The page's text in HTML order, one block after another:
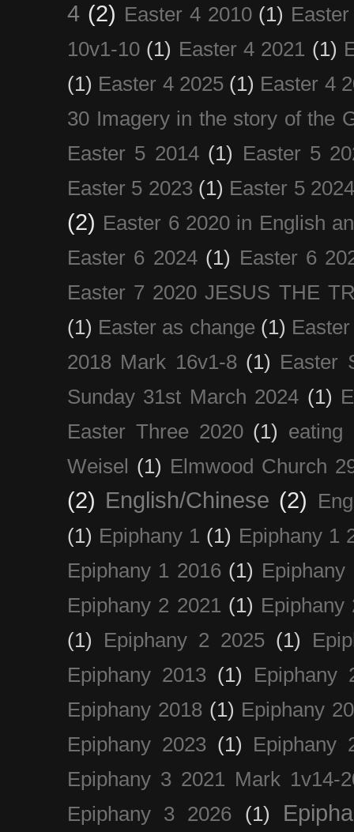
4 (2) Easter 4 2010 (1)
10v1-10 (1) Easter 4 2021 (1)
(1) Easter 4 2025 (1) Easter 4
30 Imagery in the story of the
Easter 5 2014 (1) Easter 5
Easter 5 2023 (1) Easter 5
(2) Easter 6 2020 in English
Easter 6 2024 (1) Easter 6
Easter 7 2020 JESUS THE
(1) Easter as change (1)
2018 Mark 16v1-8 (1) Easter
Sunday 31st March 2024 (1)
Easter Three 2020 (1) eating
Weisel
(1) Elmwood Church
(2) English/Chinese (2)
(1) Epiphany 1 (1) Epiphany 1
Epiphany 1 2016 (1) Epiphany
Epiphany 2 2021 (1) Epiphany
(1)
Epiphany 2 2025 (1)
Epiphany 2013 (1)
Epiphany
Epiphany 2018 (1) Epiphany
Epiphany 2023 (1)
Epiphany
Epiphany 3 2021 Mark 1v14-
Epiphany 3 2026
(1)